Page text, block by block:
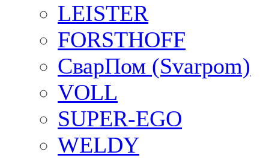
LEISTER
FORSTHOFF
СварПом (Svarpom)
VOLL
SUPER-EGO
WELDY